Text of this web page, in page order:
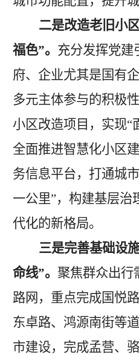
二是改造老旧小
福色”。 充分发挥党建
府、企业尤其是国有
多元主体参与的积极
小区改造项目，实现“
全面推进智慧化小区
务信息平台，打通城
一公里”，构建基层治
代化的新格局。
三是完善基础设
命线”。 聚焦群众出行
路网，重点完成国悦
东卓路、鸿源南街等
市建设，完成孟营、